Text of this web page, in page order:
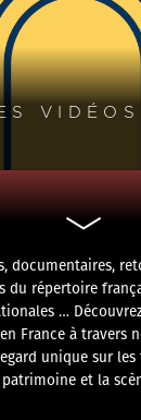
VIDÉOS
documentaires,
du répertoire
…
France à travers
unique sur
et la